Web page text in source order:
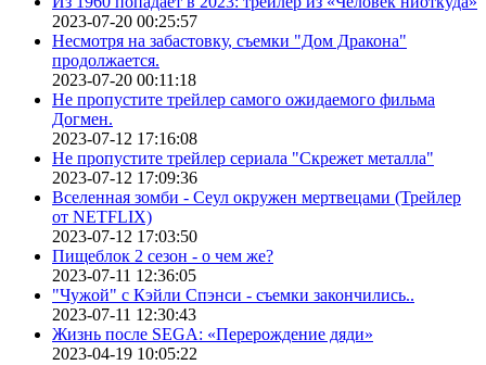
2023-07-20 00:25:57
Несмотря на забастовку, съемки "Дом Дракона"
продолжается.
2023-07-20 00:11:18
Не пропустите трейлер самого ожидаемого фильма
Догмен.
2023-07-12 17:16:08
Не пропустите трейлер сериала "Скрежет металла"
2023-07-12 17:09:36
Вселенная зомби - Сеул окружен мертвецами (Трейлер
от NETFLIX)
2023-07-12 17:03:50
Пищеблок 2 сезон - о чем же?
2023-07-11 12:36:05
"Чужой" с Кэйли Спэнси - съемки закончились..
2023-07-11 12:30:43
Жизнь после SEGA: «Перерождение дяди»
2023-04-19 10:05:22